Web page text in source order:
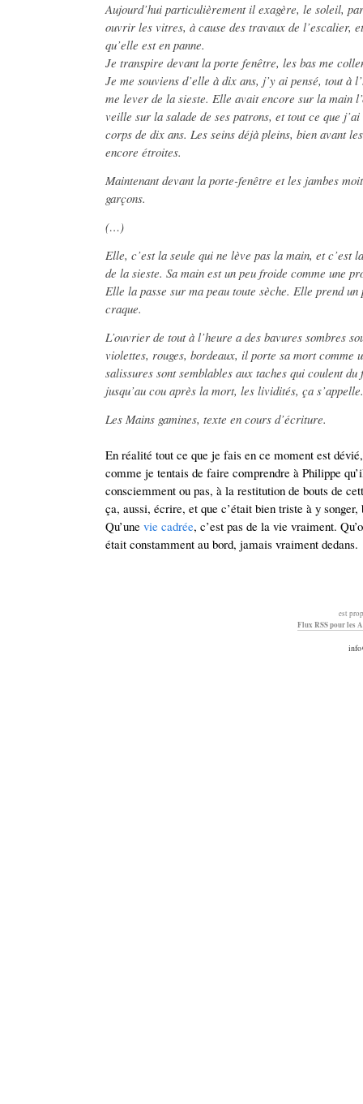
Aujourd’hui particulièrement il exagère, le soleil,
ouvrir les vitres, à cause des travaux de l’escalier,
qu’elle est en panne.
Je transpire devant la porte fenêtre, les bas me
Je me souviens d’elle à dix ans, j’y ai pensé, tout à
me lever de la sieste. Elle avait encore sur la main
veille sur la salade de ses patrons, et tout ce que
corps de dix ans. Les seins déjà pleins, bien avant
encore étroites.
Maintenant devant la porte-fenêtre et les jambes
garçons.
(…)
Elle, c’est la seule qui ne lève pas la main, et c’est
de la sieste. Sa main est un peu froide comme une
Elle la passe sur ma peau toute sèche. Elle prend
craque.
L’ouvrier de tout à l’heure a des bavures sombres
violettes, rouges, bordeaux, il porte sa mort comme
salissures sont semblables aux taches qui coulent
jusqu’au cou après la mort, les lividités, ça s’appelle.
Les Mains gamines, texte en cours d’écriture.
En réalité tout ce que je fais en ce moment est
comme je tentais de faire comprendre à Philippe
consciemment ou pas, à la restitution de bouts de
ça, aussi, écrire, et que c’était bien triste à y
Qu’une vie cadrée, c’est pas de la vie vraiment.
était constamment au bord, jamais vraiment dedans.
est
Flux RSS pour les